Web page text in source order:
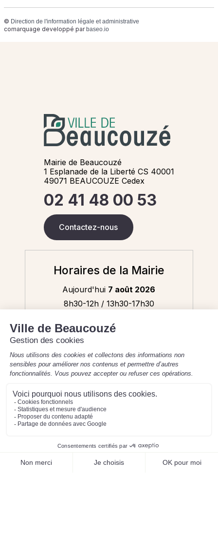
© Direction de l'information légale et administrative
comarquage developpé par baseo.io
Mairie de Beaucouzé
1 Esplanade de la Liberté CS 40001
49071 BEAUCOUZE Cedex
02 41 48 00 53
Contactez-nous
Horaires de la Mairie
Aujourd'hui 7 août 2026
8h30-12h / 13h30-17h30